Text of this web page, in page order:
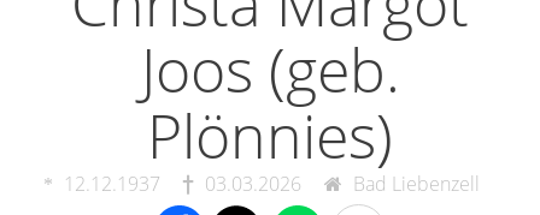
Joos (geb.
Plönnies)
12.12.1937 03.03.2026 Bad Liebenzell